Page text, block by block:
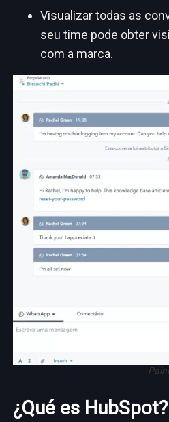
Visualizar todas as
seu time pode obter
com a marca.
¿Qué es HubSpot?